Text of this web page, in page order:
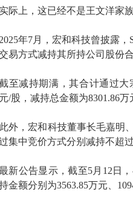
实际上，这已经不是王文洋家
2025年7月，宏和科技曾披露
易方式减持其所持公司股份
至减持期满，其合计通过大
元/股，减持总金额为8301.86万
此外，宏和科技董事长毛嘉明
集中竞价方式分别减持不超
新公告显示，截至5月12日
金额分别为3563.85万元、